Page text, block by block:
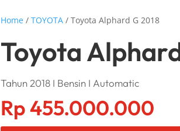
Home/ TOYOTA/ Toyota Alphard G 2018
Toyota
Tahun 2018 I Bensin I Automatic
Rp455.000.000